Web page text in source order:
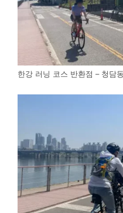
한강 러닝 코스 반환점 – 청담